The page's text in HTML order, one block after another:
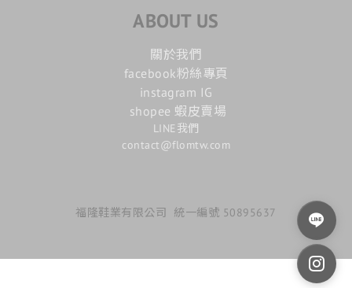
ABOUT US
關於我們
facebook粉絲專頁
instagram IG
shopee 蝦皮賣場
LINE我們
contact@flomtw.com
福隆鞋業有限公司 統一編號 50895637